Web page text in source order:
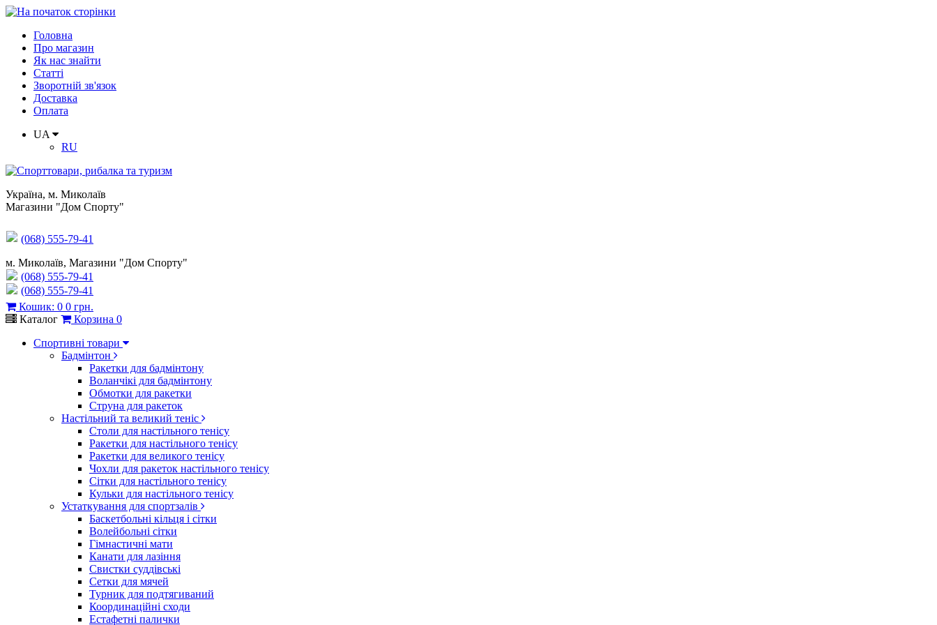
Головна
Про магазин
Як нас знайти
Статті
Зворотній зв'язок
Доставка
Оплата
UA
RU
Україна, м. Миколаїв
Магазини "Дом Спорту"
(068) 555-79-41
м. Миколаїв, Магазини "Дом Спорту"
(068) 555-79-41
(068) 555-79-41
Кошик: 0 0 грн.
Каталог
Корзина 0
Спортивні товари
Бадмінтон
Ракетки для бадмінтону
Воланчікі для бадмінтону
Обмотки для ракетки
Струна для ракеток
Настільний та великий теніс
Столи для настільного тенісу
Ракетки для настільного тенісу
Ракетки для великого тенісу
Чохли для ракеток настільного тенісу
Сітки для настільного тенісу
Кульки для настільного тенісу
Устаткування для спортзалів
Баскетбольні кільця і сітки
Волейбольні сітки
Гімнастичні мати
Канати для лазіння
Свистки суддівські
Сетки для мячей
Турник для подтягиваний
Координаційні сходи
Естафетні палички